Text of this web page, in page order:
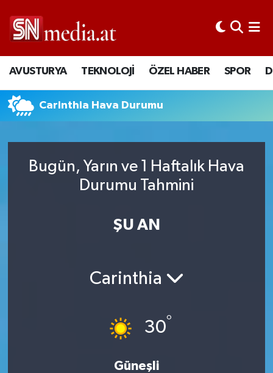
AVUSTURYA TEKNOLOJİ ÖZEL HABER SPOR
Carinthia Hava Durumu
Bugün, Yarın ve 1 Haftalık Hava
Durumu Tahmini
ŞU AN
Carinthia
30°
Güneşli